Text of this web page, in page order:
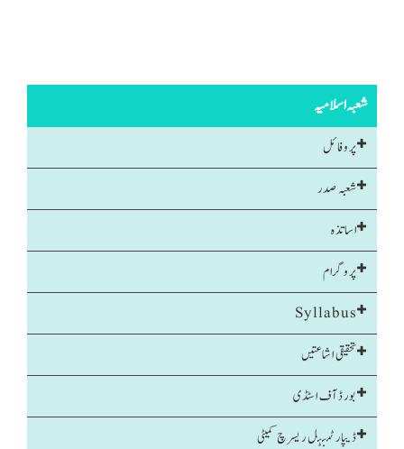
شعبہ اسلامیہ
پروفائل
شعبہ صدر
اساتذہ
پروگرام
Syllabus
تحقیقی اشاعتیں
بورڈ آف اسٹڈی
ڈیپارٹمنٹل ریسرچ کمیٹی